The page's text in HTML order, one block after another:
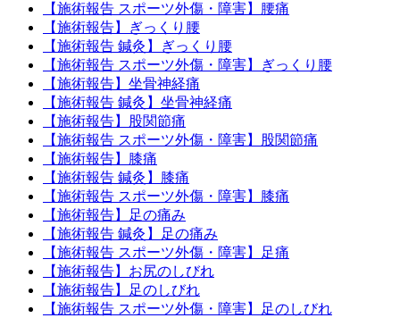
【施術報告 スポーツ外傷・障害】腰痛
【施術報告】ぎっくり腰
【施術報告 鍼灸】ぎっくり腰
【施術報告 スポーツ外傷・障害】ぎっくり腰
【施術報告】坐骨神経痛
【施術報告 鍼灸】坐骨神経痛
【施術報告】股関節痛
【施術報告 スポーツ外傷・障害】股関節痛
【施術報告】膝痛
【施術報告 鍼灸】膝痛
【施術報告 スポーツ外傷・障害】膝痛
【施術報告】足の痛み
【施術報告 鍼灸】足の痛み
【施術報告 スポーツ外傷・障害】足痛
【施術報告】お尻のしびれ
【施術報告】足のしびれ
【施術報告 スポーツ外傷・障害】足のしびれ